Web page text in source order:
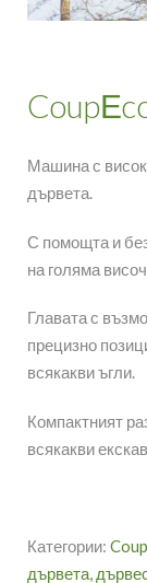
Машина с висок
дървета.
С помощта и
на голяма
Главата с
прецизно
всякакви ъгли.
Компактният
всякакви
Категории:
дървета,